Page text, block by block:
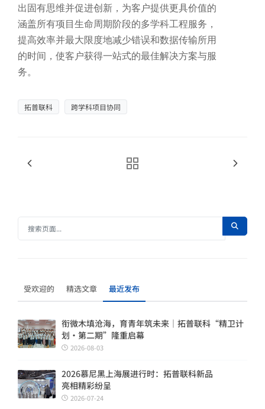
极致耐久下的高频测试，确保探针接触稳定，护航芯片良率
出固有思维并促进创新，为客户提供更具价值的
涵盖所有项目生命周期阶段的多学科工程服务，
提高效率并最大限度地减少错误和数据传输所用
的时间，使客户获得一站式的最佳解决方案与服
务。
拓普联科 跨学科项目协同
受欢迎的 精选文章 最近发布
衔微木填沧海，育青年筑未来｜拓普联科“精卫计
划・第二期”隆重启幕
2026-08-03
2026慕尼黑上海展进行时：拓普联科新品
亮相精彩纷呈
2026-07-24